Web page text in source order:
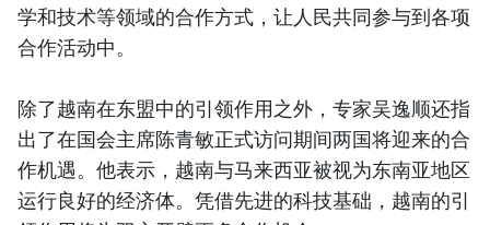
学和技术等领域的合作方式，让人民共同参与到各项
合作活动中。
除了越南在东盟中的引领作用之外，专家吴逸顺还指
出了在国会主席陈青敏正式访问期间两国将迎来的合
作机遇。他表示，越南与马来西亚被视为东南亚地区
运行良好的经济体。凭借先进的科技基础，越南的引